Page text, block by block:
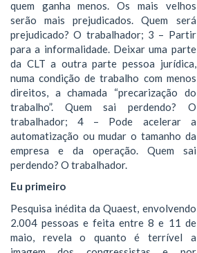
quem ganha menos. Os mais velhos
serão mais prejudicados. Quem será
prejudicado? O trabalhador; 3 – Partir
para a informalidade. Deixar uma parte
da CLT a outra parte pessoa jurídica,
numa condição de trabalho com menos
direitos, a chamada “precarização do
trabalho”. Quem sai perdendo? O
trabalhador; 4 – Pode acelerar a
automatização ou mudar o tamanho da
empresa e da operação. Quem sai
perdendo? O trabalhador.
Eu primeiro
Pesquisa inédita da Quaest, envolvendo
2.004 pessoas e feita entre 8 e 11 de
maio, revela o quanto é terrível a